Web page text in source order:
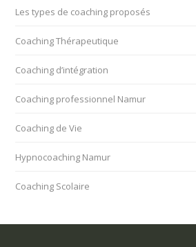
Les types de coaching proposés
Coaching Thérapeutique
Coaching d’intégration
Coaching professionnel Namur
Coaching de Vie
Hypnocoaching Namur
Coaching Scolaire